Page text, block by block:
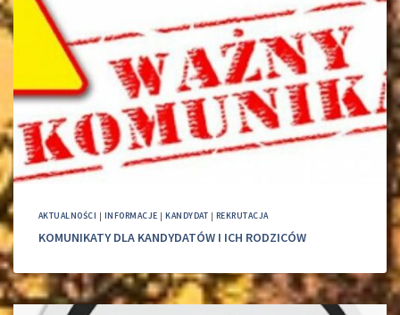
AKTUALNOŚCI | INFORMACJE |KANDYDAT | REKRUTACJA
KOMUNIKATY DLA KANDYDATÓW I ICH RODZICÓW